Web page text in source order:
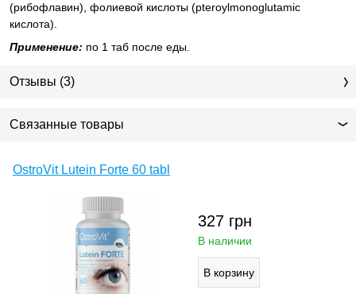
(рибофлавин), фолиевой кислоты (pteroylmonoglutamic
кислота).
Применение: по 1 таб после еды.
Отзывы (3)
Связанные товары
OstroVit Lutein Forte 60 tabl
327 грн
В наличии